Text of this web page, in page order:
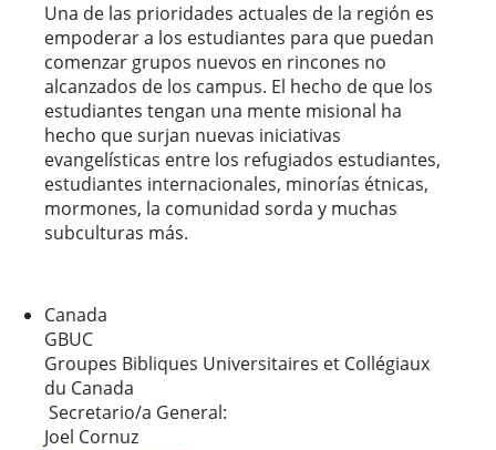
Una de las prioridades actuales de la región es
empoderar a los estudiantes para que puedan
comenzar grupos nuevos en rincones no
alcanzados de los campus. El hecho de que los
estudiantes tengan una mente misional ha
hecho que surjan nuevas iniciativas
evangelísticas entre los refugiados estudiantes,
estudiantes internacionales, minorías étnicas,
mormones, la comunidad sorda y muchas
subculturas más.
Canada
GBUC
Groupes Bibliques Universitaires et Collégiaux
du Canada
Secretario/a General:
Joel Cornuz